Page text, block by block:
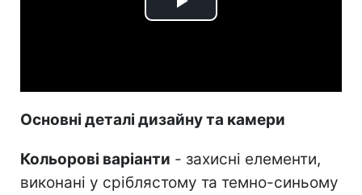
Play
Основні деталі дизайну та камери
Кольорові варіанти - захисні елементи,
виконані у сріблястому та темно-синьому